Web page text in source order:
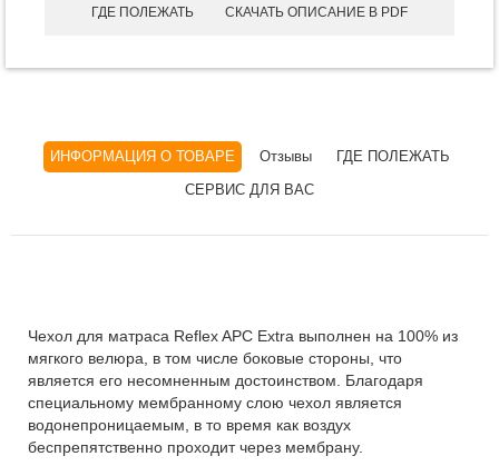
ГДЕ ПОЛЕЖАТЬ СКАЧАТЬ ОПИСАНИЕ В PDF
ИНФОРМАЦИЯ О ТОВАРЕ Отзывы
ГДЕ ПОЛЕЖАТЬ
СЕРВИС ДЛЯ ВАС
Чехол для матраса Reflex APC Extra выполнен на 100% из
мягкого велюра, в том числе боковые стороны, что
является его несомненным достоинством. Благодаря
специальному мембранному слою чехол является
водонепроницаемым, в то время как воздух
беспрепятственно проходит через мембрану.